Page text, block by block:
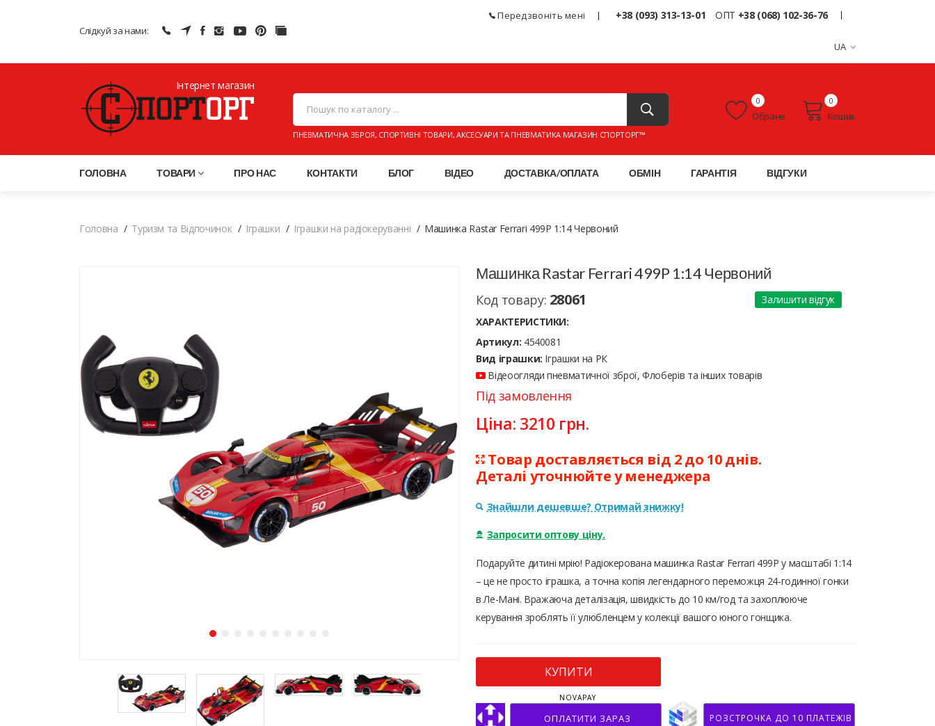
Слідкуй за нами:
Передзвоніть мені +38 (093) 313-13-01 ОПТ +38 (068) 102-36-76
UA
Інтернет магазин
ПНЕВМАТИЧНА ЗБРОЯ, СПОРТИВНІ ТОВАРИ, АКСЕСУАРИ ТА ПНЕВМАТИКА МАГАЗИН СПОРТОРГ™
Обране
0
Кошик
0
ГОЛОВНА ТОВАРИ ПРО НАС КОНТАКТИ БЛОГ ВІДЕО ДОСТАВКА/ОПЛАТА ОБМІН ГАРАНТІЯ ВІДГУКИ
Головна Туризм та Відпочинок Іграшки Іграшки на радіокеруванні Машинка Rastar Ferrari 499P 1:14 Червоний
Машинка Rastar Ferrari 499P 1:14 Червоний
Код товару: 28061
Залишити відгук
ХАРАКТЕРИСТИКИ:
Артикул: 4540081
Вид іграшки: Іграшки на РК
Відеоогляди пневматичної зброї, Флоберів та інших товарів
Під замовлення
Ціна: 3210 грн.
Товар доставляється від 2 до 10 днів.
Деталі уточнюйте у менеджера
Знайшли дешевше? Отримай знижку!
Запросити оптову ціну.
Подаруйте дитині мрію! Радіокерована машинка Rastar Ferrari 499P у масштабі 1:14
– це не просто іграшка, а точна копія легендарного переможця 24-годинної гонки
в Ле-Мані. Вражаюча деталізація, швидкість до 10 км/год та захоплююче
керування зроблять її улюбленцем у колекції вашого юного гонщика.
КУПИТИ
ОПЛАТИТИ ЗАРАЗ
NOVAPAY
РОЗСТРОЧКА ДО 10 ПЛАТЕЖІВ